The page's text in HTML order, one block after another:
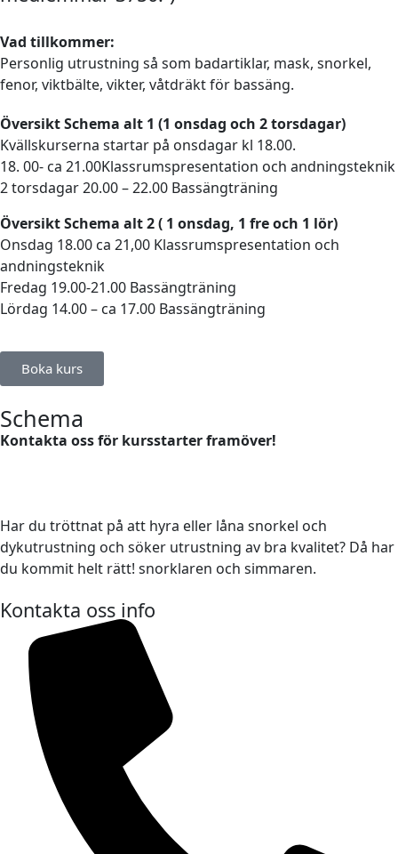
Vad tillkommer:
Personlig utrustning så som badartiklar, mask, snorkel,
fenor, viktbälte, vikter, våtdräkt för bassäng.
Översikt Schema alt 1 (1 onsdag och 2 torsdagar)
Kvällskurserna startar på onsdagar kl 18.00.
18. 00- ca 21.00Klassrumspresentation och andningsteknik
2 torsdagar 20.00 – 22.00 Bassängträning
Översikt Schema alt 2 ( 1 onsdag, 1 fre och 1 lör)
Onsdag 18.00 ca 21,00 Klassrumspresentation och
andningsteknik
Fredag 19.00-21.00 Bassängträning
Lördag 14.00 – ca 17.00 Bassängträning
Boka kurs
Schema
Kontakta oss för kursstarter framöver!
Har du tröttnat på att hyra eller låna snorkel och
dykutrustning och söker utrustning av bra kvalitet? Då har
du kommit helt rätt! snorklaren och simmaren.
Kontakta oss info